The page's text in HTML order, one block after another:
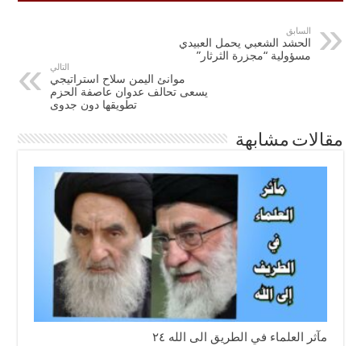
السابق
الحشد الشعبي يحمل العبيدي
مسؤولية “مجزرة الثرثار”
التالي
موانئ اليمن سلاح استراتيجي
يسعى تحالف عدوان عاصفة الحزم
تطويقها دون جدوى
مقالات مشابهة
مآثر العلماء في الطريق الى الله ٢٤